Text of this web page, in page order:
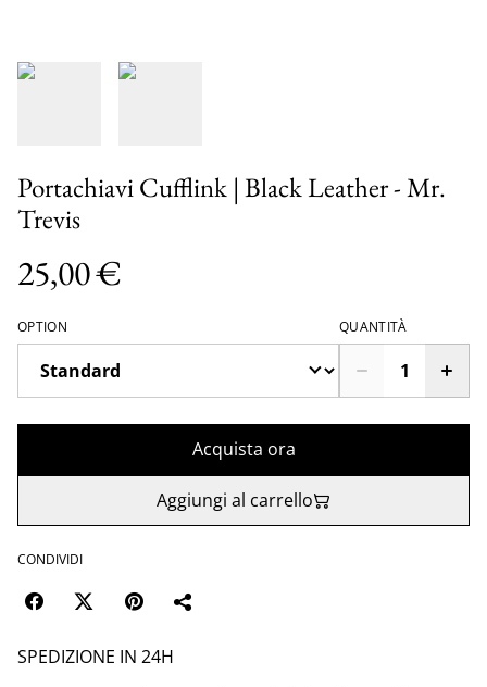
Portachiavi Cufflink | Black Leather - Mr.
Trevis
25,00 €
OPTION QUANTITÀ
Acquista ora
Aggiungi al carrello
CONDIVIDI
SPEDIZIONE IN 24H